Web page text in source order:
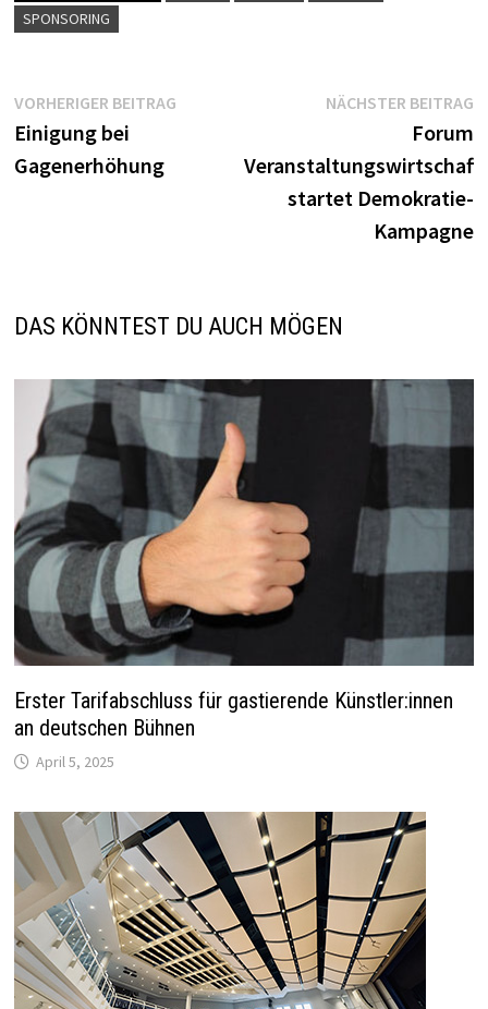
SPONSORING
Beitragsnavigation
VORHERIGER BEITRAG
Einigung bei
Gagenerhöhung
NÄCHSTER BEITRAG
Forum
Veranstaltungswirtschaft
startet Demokratie-
Kampagne
DAS KÖNNTEST DU AUCH MÖGEN
Erster Tarifabschluss für gastierende Künstler:innen
an deutschen Bühnen
April 5, 2025